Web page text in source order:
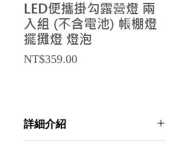
LED便攜掛勾露營燈 兩
入組 (不含電池) 帳棚燈
擺攤燈 燈泡
NT$359.00Price
詳細介紹